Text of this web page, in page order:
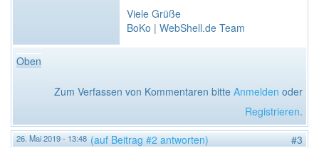
Viele Grüße
BoKo | WebShell.de Team
Oben
Zum Verfassen von Kommentaren bitte Anmelden oder
Registrieren.
26. Mai 2019 - 13:48 (auf Beitrag #2 antworten)
#3